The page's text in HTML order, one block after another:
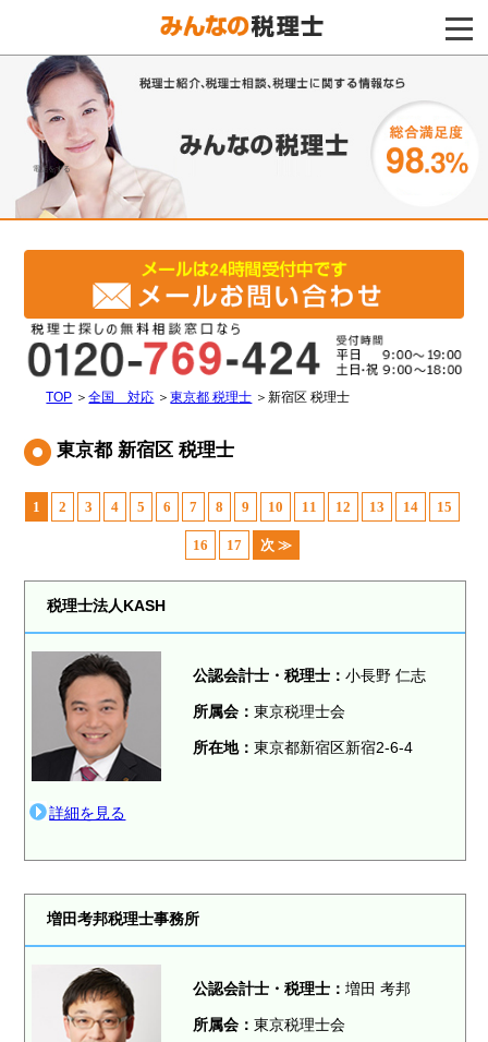
電話をする
TOP ＞全国 対応 ＞東京都 税理士 ＞新宿区 税理士
東京都 新宿区 税理士
1 2 3 4 5 6 7 8 9 10 11 12 13 14 15
16 17 次 ≫
税理士法人KASH
詳細を見る
公認会計士・税理士：小長野 仁志
所属会：東京税理士会
所在地：東京都新宿区新宿2-6-4
増田考邦税理士事務所
公認会計士・税理士：増田 考邦
所属会：東京税理士会